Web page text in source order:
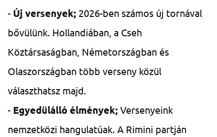
- Új versenyek; 2026-ben számos új tornával
bővülünk. Hollandiában, a Cseh
Köztársaságban, Németországban és
Olaszországban több verseny közül
választhatsz majd.
- Egyedülálló élmények; Versenyeink
nemzetközi hangulatúak. A Rimini partján